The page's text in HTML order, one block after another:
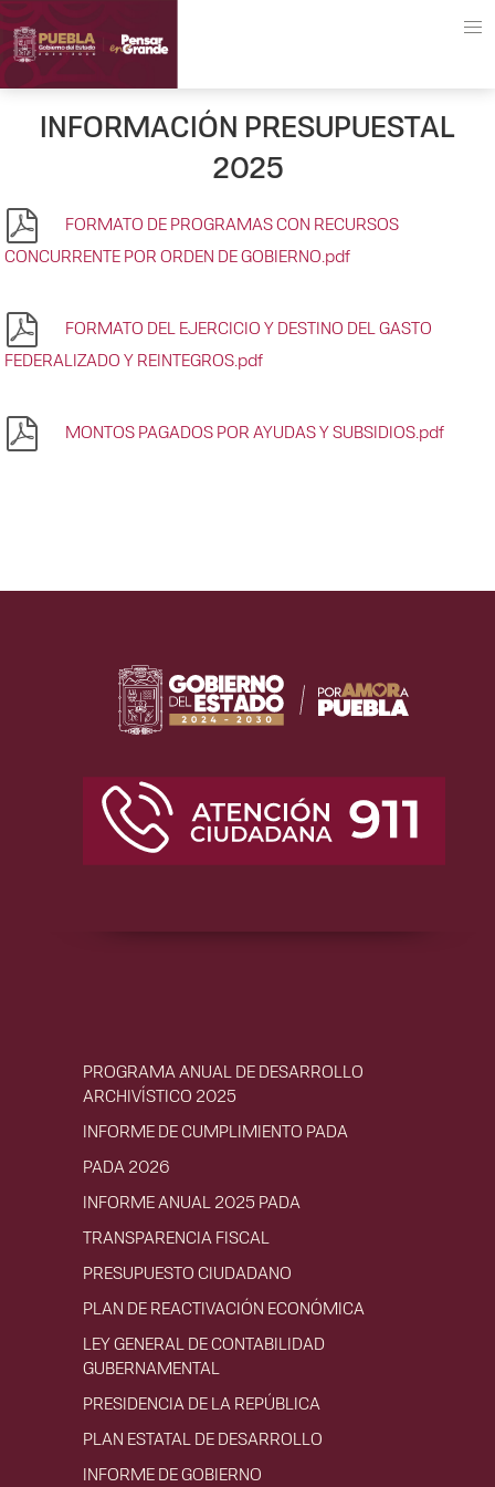
INFORMACIÓN PRESUPUESTAL
2025
FORMATO DE PROGRAMAS CON RECURSOS
CONCURRENTE POR ORDEN DE GOBIERNO.pdf
FORMATO DEL EJERCICIO Y DESTINO DEL GASTO
FEDERALIZADO Y REINTEGROS.pdf
MONTOS PAGADOS POR AYUDAS Y SUBSIDIOS.pdf
PROGRAMA ANUAL DE DESARROLLO
ARCHIVÍSTICO 2025
INFORME DE CUMPLIMIENTO PADA
PADA 2026
INFORME ANUAL 2025 PADA
TRANSPARENCIA FISCAL
PRESUPUESTO CIUDADANO
PLAN DE REACTIVACIÓN ECONÓMICA
LEY GENERAL DE CONTABILIDAD
GUBERNAMENTAL
PRESIDENCIA DE LA REPÚBLICA
PLAN ESTATAL DE DESARROLLO
INFORME DE GOBIERNO